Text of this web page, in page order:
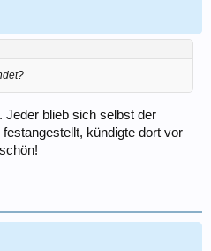
Jeder blieb sich selbst der
kündigte dort vor